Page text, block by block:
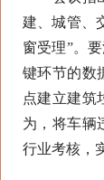
建、城管、
窗受理”。
键环节的数
点建立建筑
为，将车辆
行业考核，